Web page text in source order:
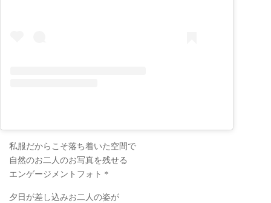
私服だからこそ落ち着いた空間で
自然のお二人のお写真を残せる
エンゲージメントフォト＊
夕日が差し込みお二人の姿が